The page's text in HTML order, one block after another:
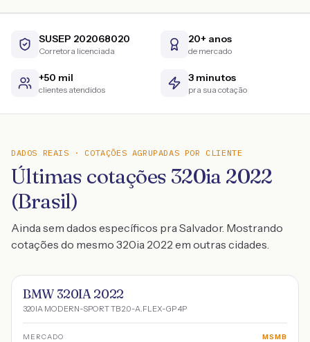
SUSEP 202068020
Corretora licenciada
20+ anos
de mercado
+50 mil
clientes atendidos
3 minutos
pra sua cotação
DADOS REAIS · COTAÇÕES AGRUPADAS POR CLIENTE
Últimas cotações 320ia 2022
(Brasil)
Ainda sem dados específicos pra Salvador. Mostrando
cotações do mesmo 320ia 2022 em outras cidades.
BMW 320IA 2022
320IA MODERN-SPORT TB 2.0-A.FLEX-GP 4P
MERCADO MSMB